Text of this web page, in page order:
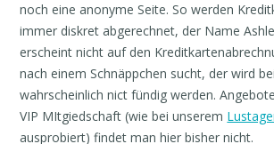
noch eine anonyme Seite. So werden
immer diskret abgerechnet, der Name
erscheint nicht auf den
nach einem Schnäppchen sucht, der wird
wahrscheinlich nict fündig werden.
VIP MItgiedschaft (wie bei unserem
ausprobiert) findet man hier bisher nicht.